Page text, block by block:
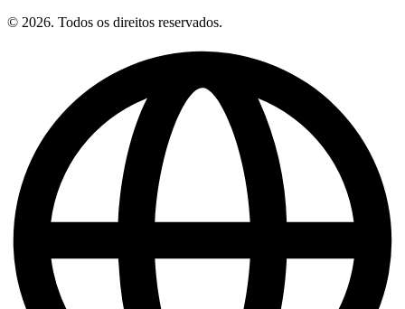
© 2026. Todos os direitos reservados.